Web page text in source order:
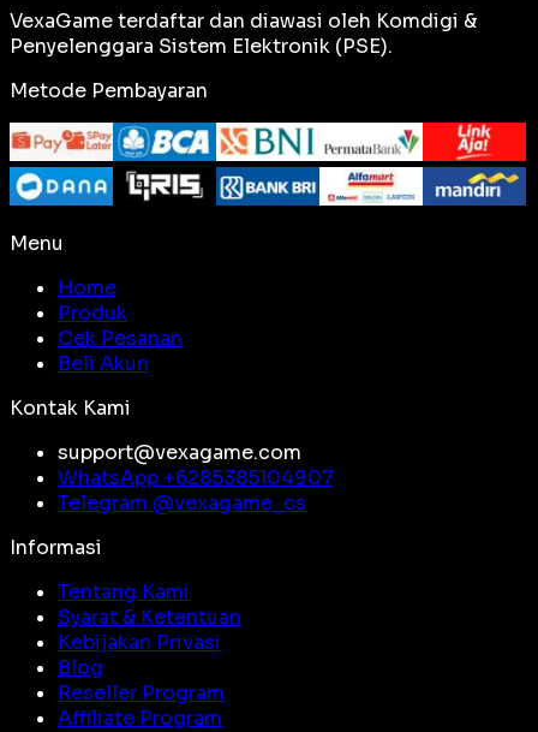
VexaGame terdaftar dan diawasi oleh Komdigi &
Penyelenggara Sistem Elektronik (PSE).
Metode Pembayaran
Menu
Home
Produk
Cek Pesanan
Beli Akun
Kontak Kami
support@vexagame.com
WhatsApp +6285385104907
Telegram @vexagame_cs
Informasi
Tentang Kami
Syarat & Ketentuan
Kebijakan Privasi
Blog
Reseller Program
Affiliate Program